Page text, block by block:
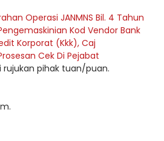
Operasi JANMNS Bil. 4 Tahun
Kod Vendor Bank
Korporat (Kkk), Caj
Cek Di Pejabat
rujukan pihak tuan/puan.